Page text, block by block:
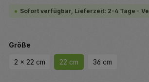
Sofort verfügbar, Lieferzeit: 2-4 Tage -
Größeauswählen
2 x 22 cm 22 cm 36 cm